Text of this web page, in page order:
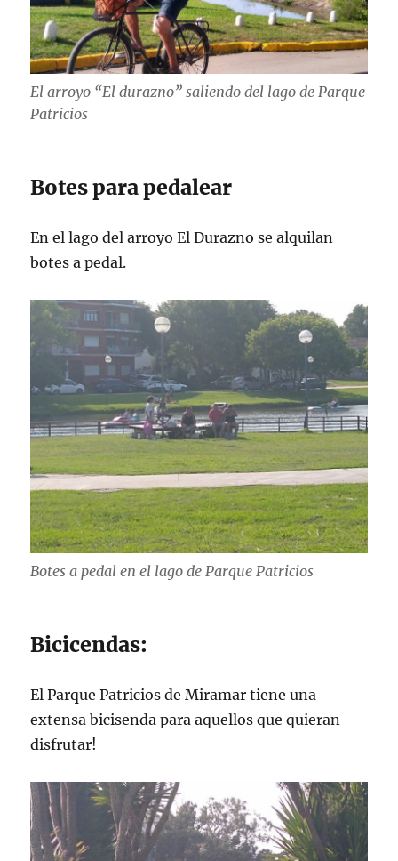
El arroyo “El durazno” saliendo del lago de Parque
Patricios
Botes para pedalear
En el lago del arroyo El Durazno se alquilan
botes a pedal.
Botes a pedal en el lago de Parque Patricios
Bicicendas:
El Parque Patricios de Miramar tiene una
extensa bicisenda para aquellos que quieran
disfrutar!